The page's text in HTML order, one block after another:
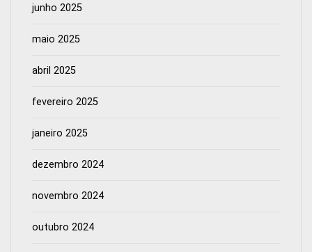
junho 2025
maio 2025
abril 2025
fevereiro 2025
janeiro 2025
dezembro 2024
novembro 2024
outubro 2024